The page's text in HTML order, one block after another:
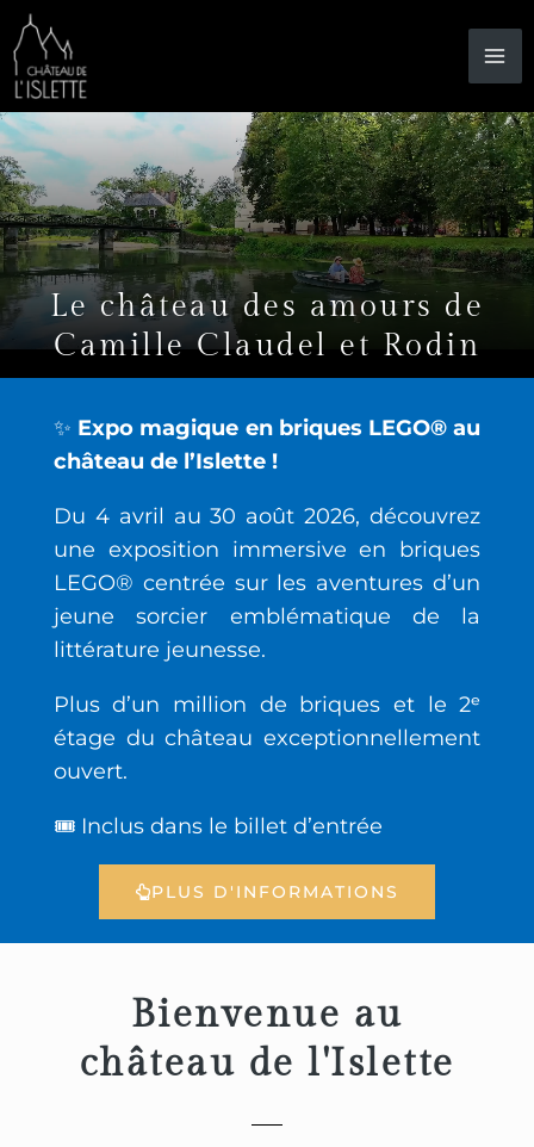
Aller
au
contenu
Le château des amours de
Camille Claudel et Rodin
✨ Expo magique en briques LEGO® au
château de l’Islette !
Du 4 avril au 30 août 2026, découvrez
une exposition immersive en briques
LEGO® centrée sur les aventures d’un
jeune sorcier emblématique de la
littérature jeunesse.
Plus d’un million de briques et le 2ᵉ
étage du château exceptionnellement
ouvert.
🎟️ Inclus dans le billet d’entrée
PLUS D'INFORMATIONS
Bienvenue au
château de l'Islette